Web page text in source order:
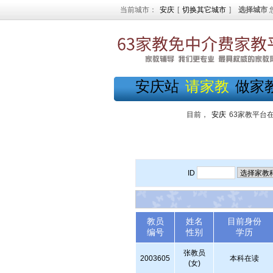
当前城市： 安庆 [ 切换其它城市 ] 选择城市
安庆站 请家教 做家
目前， 安庆 63家教平台
ID
教员
编号
姓名
性别
目前身份
学历
2003605
张教员
(女)
本科在读